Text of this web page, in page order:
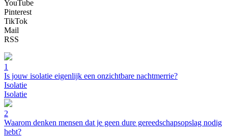
YouTube
Pinterest
TikTok
Mail
RSS
1
Is jouw isolatie eigenlijk een onzichtbare nachtmerrie?
Isolatie
Isolatie
2
Waarom denken mensen dat je geen dure gereedschapsopslag nodig
hebt?